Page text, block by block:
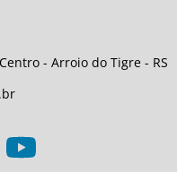
- Arroio do Tigre - RS